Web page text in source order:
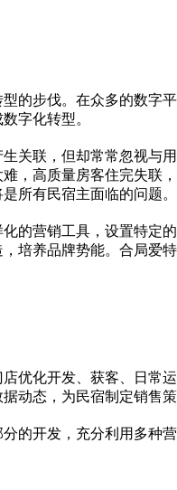
型的步伐。在众多的数字平
字化转型。
关联，但却常常忽视
，高质量房客住完失联
所有民宿主面临的问题。
化的营销工具，设置特定
培养品牌势能。合局爱
优化开发、获客、日常
动态，为民宿制定销售
的开发，充分利用多种